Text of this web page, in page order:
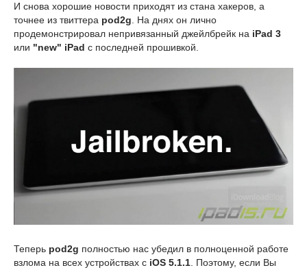
И снова хорошие новости приходят из стана хакеров, а
точнее из твиттера pod2g . На днях он лично
продемонстрировал непривязанный джейлбрейк на iPad 3
или "new" iPad с последней прошивкой.
Теперь pod2g полностью нас убедил в полноценной работе
взлома на всех устройствах с iOS 5.1.1 . Поэтому, если Вы